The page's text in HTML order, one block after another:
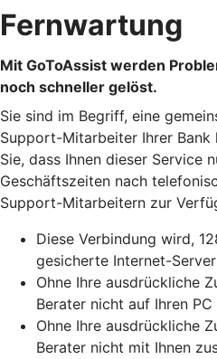
Fernwartung
Mit GoToAssist werden
noch schneller gelöst.
Sie sind im Begriff, eine
Support-Mitarbeiter Ihrer
Sie, dass Ihnen dieser Service
Geschäftszeiten nach
Support-Mitarbeitern zur
Diese Verbindung wird,
gesicherte Internet-
Ohne Ihre ausdrückliche
Berater nicht auf Ihren PC
Ohne Ihre ausdrückliche
Berater nicht mit Ihnen